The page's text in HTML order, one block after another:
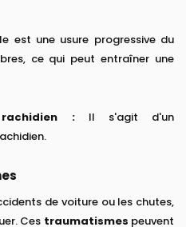
est une usure progressive du
ce qui peut entraîner une
:Il s'agit d'un
de voiture ou les chutes,
Ces traumatismes peuvent